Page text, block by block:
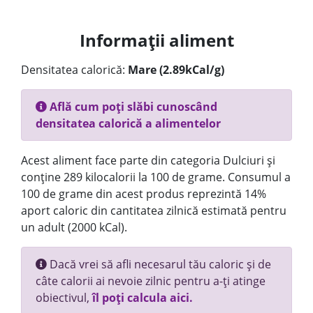
Informații aliment
Densitatea calorică: Mare (2.89kCal/g)
Află cum poți slăbi cunoscând
densitatea calorică a alimentelor
Acest aliment face parte din categoria Dulciuri și
conține 289 kilocalorii la 100 de grame. Consumul a
100 de grame din acest produs reprezintă 14%
aport caloric din cantitatea zilnică estimată pentru
un adult (2000 kCal).
Dacă vrei să afli necesarul tău caloric și de
câte calorii ai nevoie zilnic pentru a-ți atinge
obiectivul,îl poți calcula aici.